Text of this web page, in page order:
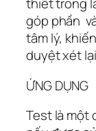
góp phần
tâm lý,
duyệt xét
ỨNG DỤNG
Test là một